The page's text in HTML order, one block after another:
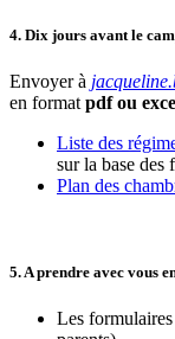
4. Dix jours avant le
Envoyer à
en format pdf ou
Liste des
sur la base des
Plan des
5. A prendre avec vous
Les